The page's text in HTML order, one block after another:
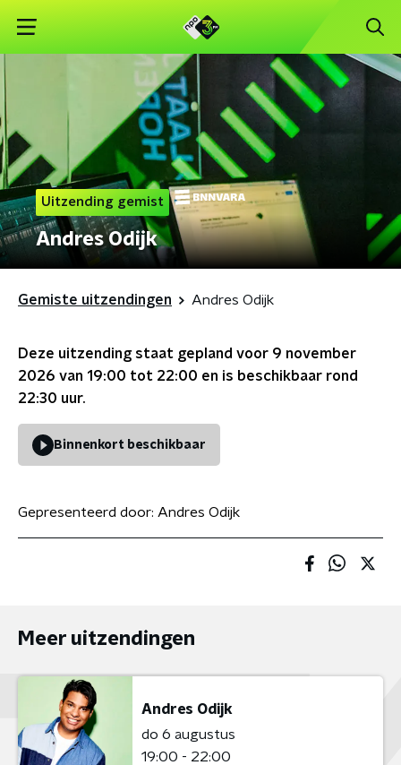
Uitzending gemist
Andres Odijk
Gemiste uitzendingen Andres Odijk
Deze uitzending staat gepland voor 9 november
2026 van 19:00 tot 22:00 en is beschikbaar rond
22:30 uur.
Binnenkort beschikbaar
Gepresenteerd door: Andres Odijk
Meer uitzendingen
Andres Odijk
do 6 augustus
19:00 - 22:00